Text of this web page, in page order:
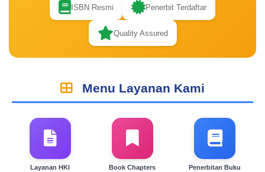
ISBN Resmi Penerbit Terdaftar
Quality Assured
Menu Layanan Kami
Layanan HKI Book Chapters Penerbitan Buku